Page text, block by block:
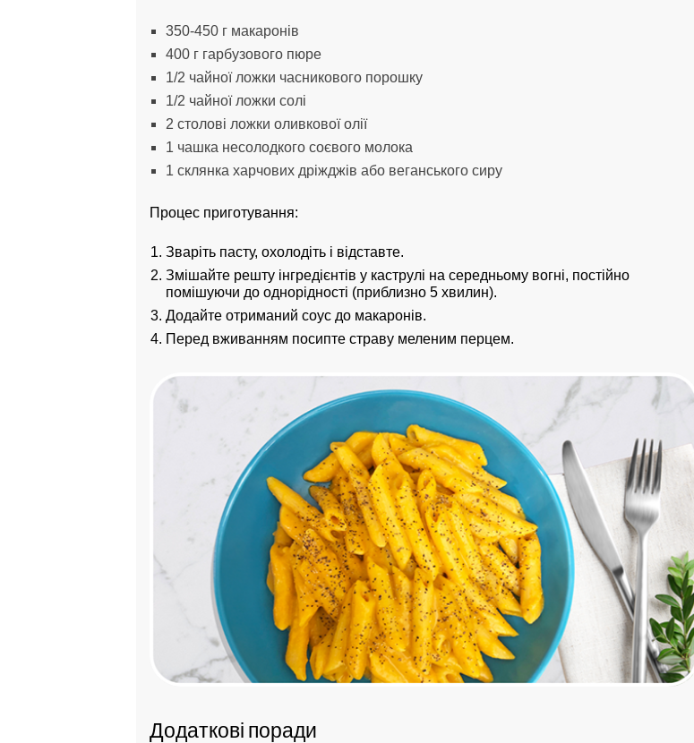
350-450 г макаронів
400 г гарбузового пюре
1/2 чайної ложки часникового порошку
1/2 чайної ложки солі
2 столові ложки оливкової олії
1 чашка несолодкого соєвого молока
1 склянка харчових дріжджів або веганського сиру
Процес приготування:
Зваріть пасту, охолодіть і відставте.
Змішайте решту інгредієнтів у каструлі на середньому вогні, постійно
помішуючи до однорідності (приблизно 5 хвилин).
Додайте отриманий соус до макаронів.
Перед вживанням посипте страву меленим перцем.
Додаткові поради